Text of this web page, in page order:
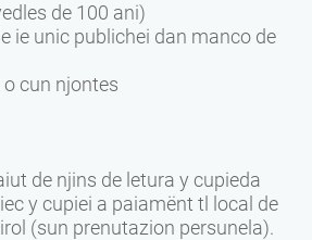
de 100 ani)
ie unic publichei dan manco de
cun njontes
de njins de letura y cupieda
y cupiei a paiamënt tl local de
(sun prenutazion persunela).